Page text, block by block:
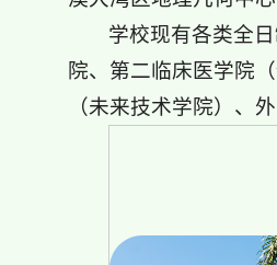
学校现有各类全
院、第二临床医学院
（未来技术学院）、